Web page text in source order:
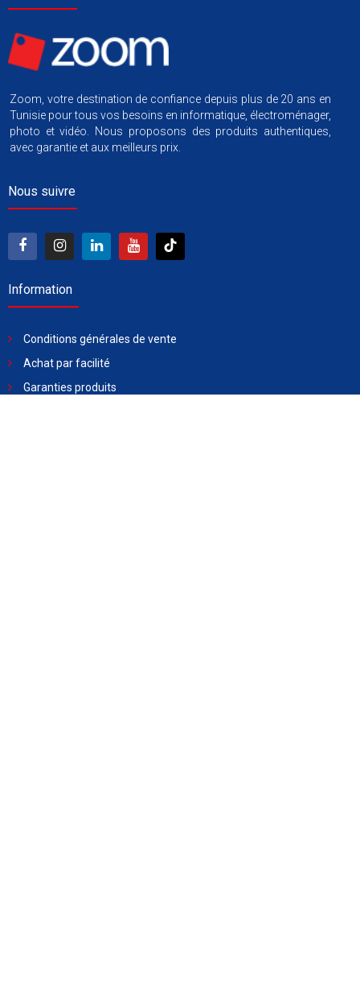
Zoom, votre destination de confiance depuis plus de 20 ans en
Tunisie pour tous vos besoins en informatique, électroménager,
photo et vidéo. Nous proposons des produits authentiques,
avec garantie et aux meilleurs prix.
Nous suivre
Information
Conditions générales de vente
Achat par facilité
Garanties produits